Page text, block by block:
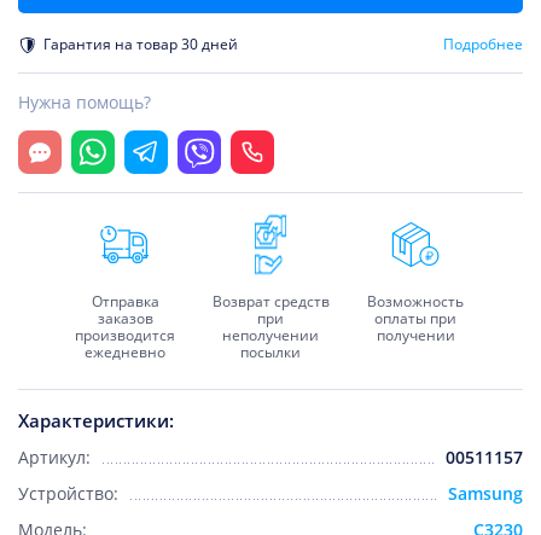
Характеристики:
Артикул:
00511157
Устройство:
Samsung
Модель:
C3230
Гарантия на товар 30 дней Подробнее
Нужна помощь?
Открыть чат
WhatsappTelegramViber Позвонить
Отправка
заказов
производится
ежедневно
Возврат средств
при
неполучении
посылки
Возможность
оплаты при
получении